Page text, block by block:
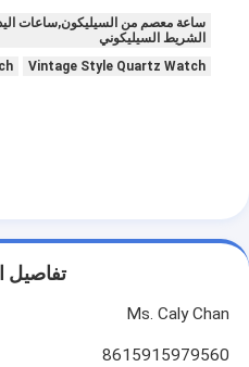
ساعة معصم من السيليكون,ساعات اليد
الشريط السيليكوني
Vintage Style Quartz Watch
تفاصيل
Ms. Caly Chan
8615915979560